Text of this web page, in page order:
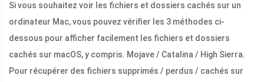
Si vous souhaitez voir les fichiers et dossiers cachés sur un
ordinateur Mac, vous pouvez vérifier les 3 méthodes ci-
dessous pour afficher facilement les fichiers et dossiers
cachés sur macOS, y compris. Mojave / Catalina / High Sierra.
Pour récupérer des fichiers supprimés / perdus / cachés sur